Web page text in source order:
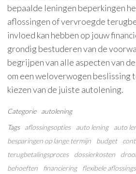
bepaalde leningen beperkingen
aflossingen of vervroegde
invloed kan hebben op jouw
grondig bestuderen van de
begrijpen van alle aspecten van
om een weloverwogen beslissing
kiezen van de juiste autolening.
Categorie
autolening
Tags
aflossingsopties auto lening
auto
besparingen op lange termijn
budget
terugbetalingsproces
dossierkosten
behoeften
financiering
flexibele